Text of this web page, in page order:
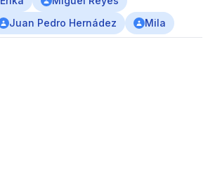
Juan Pedro Hernádez Mila